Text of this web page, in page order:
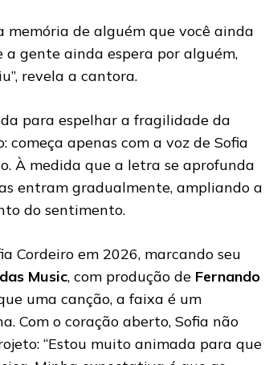
memória de alguém que você ainda
a gente ainda espera por alguém,
revela a cantora.
para espelhar a fragilidade da
apenas com a voz de Sofia
À medida que a letra se aprofunda
entram gradualmente, ampliando a
do sentimento.
Cordeiro em 2026, marcando seu
Music, com produção de Fernando
uma canção, a faixa é um
Com o coração aberto, Sofia não
“Estou muito animada para que